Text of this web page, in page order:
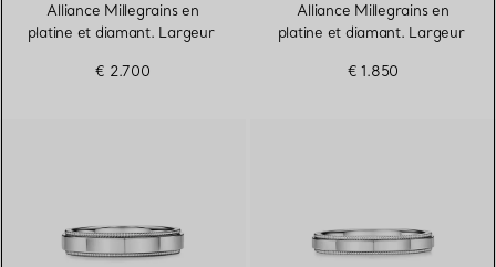
Alliance Millegrains en
platine et diamant. Largeur
€ 2.700
Alliance Millegrains en
platine et diamant. Largeur
€ 1.850